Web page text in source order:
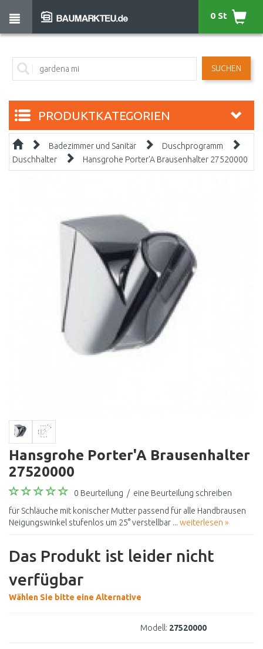
SUCHEN
0 St
PRODUKTKATEGORIEN
Badezimmer und Sanitär
Duschprogramm
Duschhalter
Hansgrohe Porter'A Brausenhalter 27520000
Hansgrohe Porter'A Brausenhalter
27520000
0 Beurteilung / eine Beurteilung schreiben
für Schläuche mit konischer Mutter passend für alle Handbrausen
Neigungswinkel stufenlos um 25° verstellbar ... weiterlesen »
Das Produkt ist leider nicht
verfügbar
Wählen Sie bitte eine Alternative
Modell: 27520000